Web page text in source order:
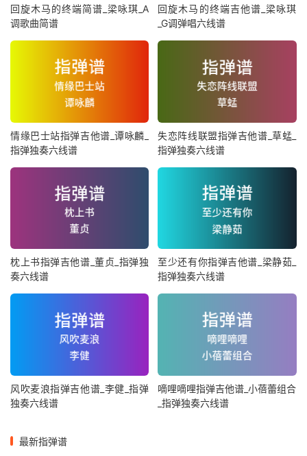
回旋木马的终端简谱_梁咏琪_A
调歌曲简谱
回旋木马的终端吉他谱_梁咏琪
_G调弹唱六线谱
情缘巴士站指弹吉他谱_谭咏麟_
指弹独奏六线谱
失恋阵线联盟指弹吉他谱_草蜢_
指弹独奏六线谱
枕上书指弹吉他谱_董贞_指弹独
奏六线谱
至少还有你指弹吉他谱_梁静茹_
指弹独奏六线谱
风吹麦浪指弹吉他谱_李健_指弹
独奏六线谱
嘀哩嘀哩指弹吉他谱_小蓓蕾组合
_指弹独奏六线谱
最新指弹谱